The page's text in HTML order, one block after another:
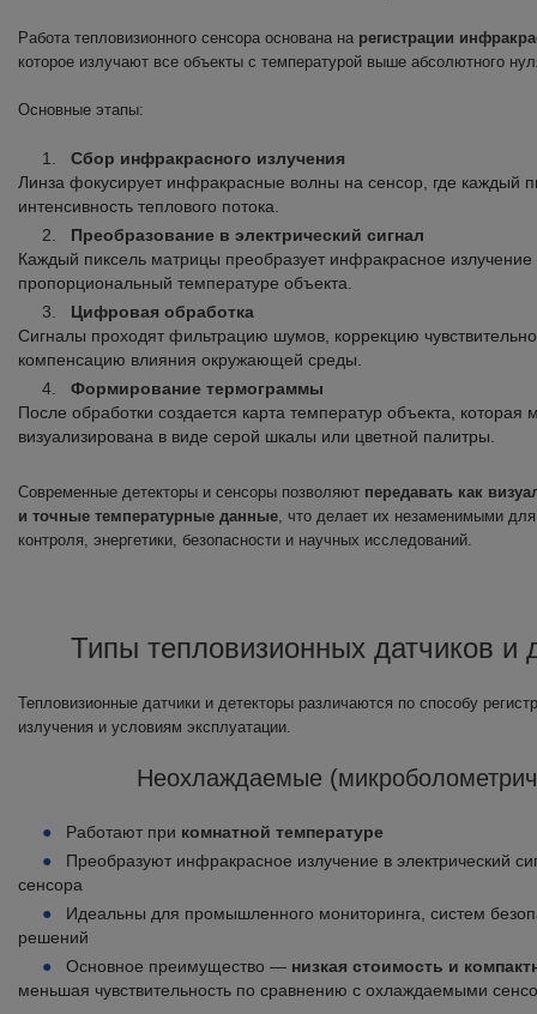
Работа тепловизионного сенсора основана на регистрации
которое излучают все объекты с температурой выше абсолютного
Основные этапы:
Сбор инфракрасного излучения
Линза фокусирует инфракрасные волны на сенсор, где каждый
интенсивность теплового потока.
Преобразование в электрический сигнал
Каждый пиксель матрицы преобразует инфракрасное излучение
пропорциональный температуре объекта.
Цифровая обработка
Сигналы проходят фильтрацию шумов, коррекцию
компенсацию влияния окружающей среды.
Формирование термограммы
После обработки создается карта температур объекта, которая
визуализирована в виде серой шкалы или цветной палитры.
Современные детекторы и сенсоры позволяют передавать как
и точные температурные данные, что делает их незаменимыми
контроля, энергетики, безопасности и научных исследований.
Типы тепловизионных датчиков и
Тепловизионные датчики и детекторы различаются по способу
излучения и условиям эксплуатации.
Неохлаждаемые
Работают при комнатной температуре
Преобразуют инфракрасное излучение в электрический
сенсора
Идеальны для промышленного мониторинга, систем
решений
Основное преимущество — низкая стоимость и
меньшая чувствительность по сравнению с охлаждаемыми